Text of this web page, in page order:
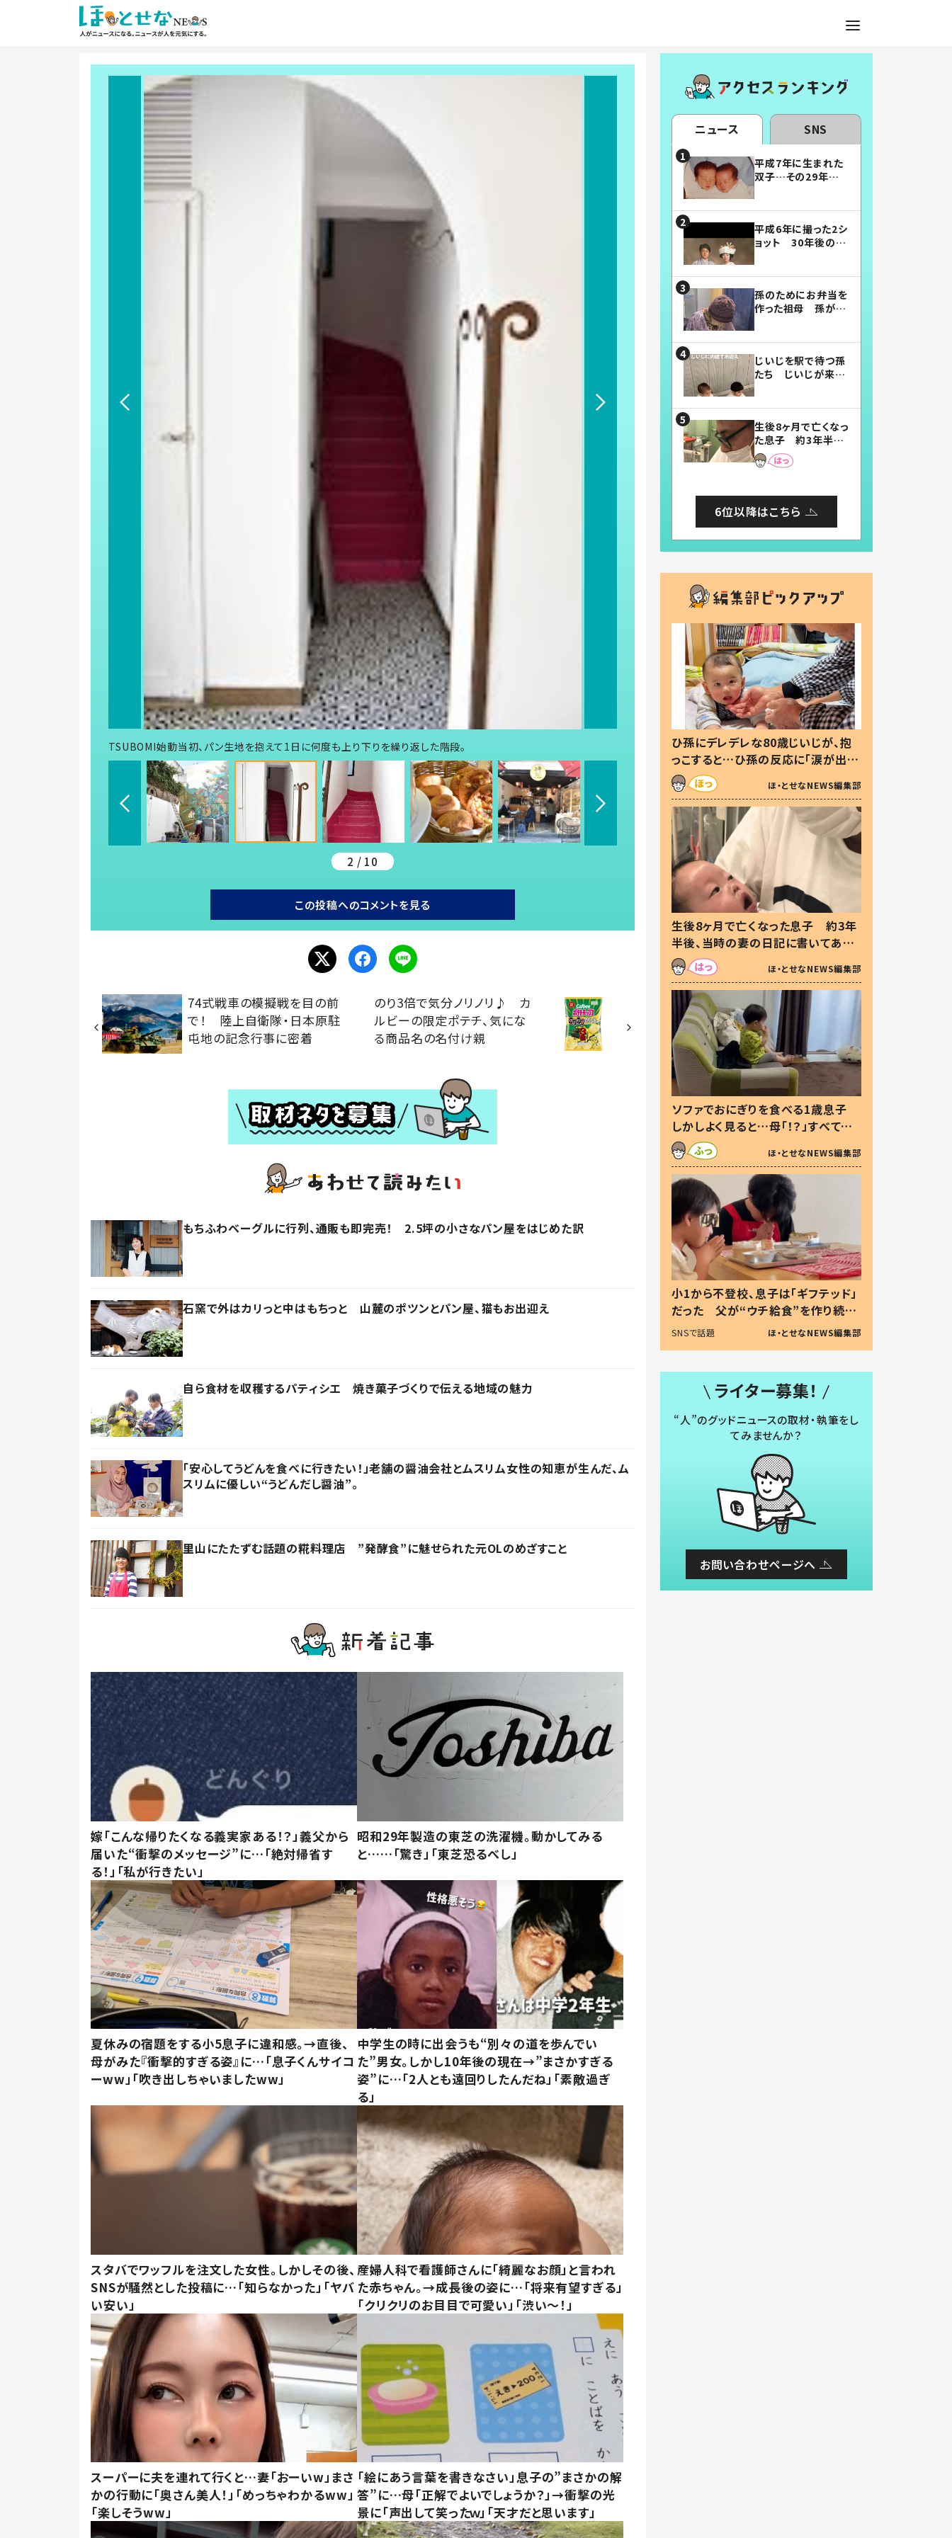
TSUBOMI始動当初、パン生地を抱えて1日に何度も上り下りを繰り返した階段。
2 / 10
この投稿へのコメントを見る
74式戦車の模擬戦を目の前
で！ 陸上自衛隊・日本原駐
屯地の記念行事に密着
のり3倍で気分ノリノリ♪ カ
ルビーの限定ポテチ、気にな
る商品名の名付け親
もちふわベーグルに行列、通販も即完売！ 2.5坪の小さなパン屋をはじめた訳
石窯で外はカリっと中はもちっと 山麓のポツンとパン屋、猫もお出迎え
自ら食材を収穫するパティシエ 焼き菓子づくりで伝える地域の魅力
「安心してうどんを食べに行きたい！」老舗の醤油会社とムスリム女性の知恵が生んだ、ム
スリムに優しい“うどんだし醤油”。
里山にたたずむ話題の糀料理店 ”発酵食”に魅せられた元OLのめざすこと
嫁「こんな帰りたくなる義実家ある！？」義父から
届いた“衝撃のメッセージ”に…「絶対帰省す
る！」「私が行きたい」
昭和29年製造の東芝の洗濯機。動かしてみる
と……「驚き」「東芝恐るべし」
夏休みの宿題をする小5息子に違和感。→直後、
母がみた『衝撃的すぎる姿』に…「息子くんサイコ
ーww」「吹き出しちゃいましたww」
中学生の時に出会うも“別々の道を歩んでい
た”男女。しかし10年後の現在→”まさかすぎる
姿”に…「2人とも遠回りしたんだね」「素敵過ぎ
る」
スタバでワッフルを注文した女性。しかしその後、
SNSが騒然とした投稿に…「知らなかった」「ヤバ
い安い」
産婦人科で看護師さんに「綺麗なお顔」と言われ
た赤ちゃん。→成長後の姿に…「将来有望すぎる」
「クリクリのお目目で可愛い」「渋い～！」
スーパーに夫を連れて行くと…妻「おーいw」まさ
かの行動に「奥さん美人！」「めっちゃわかるww」
「楽しそうww」
「絵にあう言葉を書きなさい」息子の”まさかの解
答”に…母「正解でよいでしょうか？」→衝撃の光
景に「声出して笑ったｗ」「天才だと思います」
ニュース SNS
平成7年に生まれた
双子…その29年後
平成6年に撮った2シ
ョット 30年後の姿
孫のためにお弁当を
作った祖母 孫が絶
じいじを駅で待つ孫
たち じいじが来た
まらない」「幸せにな
れる」
生後8ヶ月で亡くなっ
た息子 約3年半
後、当時の妻の日記
に書いてあった本音
6位以降はこちら
ひ孫にデレデレな80歳じいじが、抱
っこすると…ひ孫の反応に「涙が出ま
した」「可愛くて仕方ない」
ほ・とせなNEWS編集部
生後8ヶ月で亡くなった息子 約3年
半後、当時の妻の日記に書いてあっ
た本音とは
ほ・とせなNEWS編集部
ソファでおにぎりを食べる1歳息子
しかしよく見ると…母「！？」すべてを
察した母の投稿に「可愛いから許
す！」「現行犯〜」
ほ・とせなNEWS編集部
小1から不登校、息子は「ギフテッド」
だった 父が“ウチ給食”を作り続け
る理由とは #令和の親 #令和の子
SNSで話題 ほ・とせなNEWS編集部
ライター募集！
“人”のグッドニュースの取材・執筆をし
てみませんか？
お問い合わせページへ